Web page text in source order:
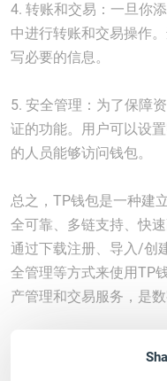
4. 转账和交易：一旦你
中进行转账和交易操作
写必要的信息。
5. 安全管理：为了保障
证的功能。用户可以设
的人员能够访问钱包。
总之，TP钱包是一种建
全可靠、多链支持、快
通过下载注册、导入/创
全管理等方式来使用TP
产管理和交易服务，是